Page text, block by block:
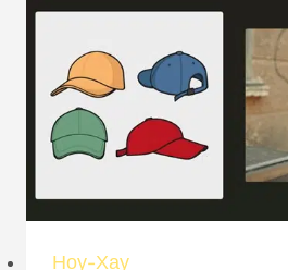
для
отдыха
на
природе
Ноу-Хау